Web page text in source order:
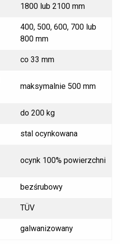
1800 lub 2100 mm
400, 500, 600, 700 lub
800 mm
co 33 mm
maksymalnie 500 mm
do 200 kg
stal ocynkowana
ocynk 100% powierzchni
bezśrubowy
TÜV
galwanizowany